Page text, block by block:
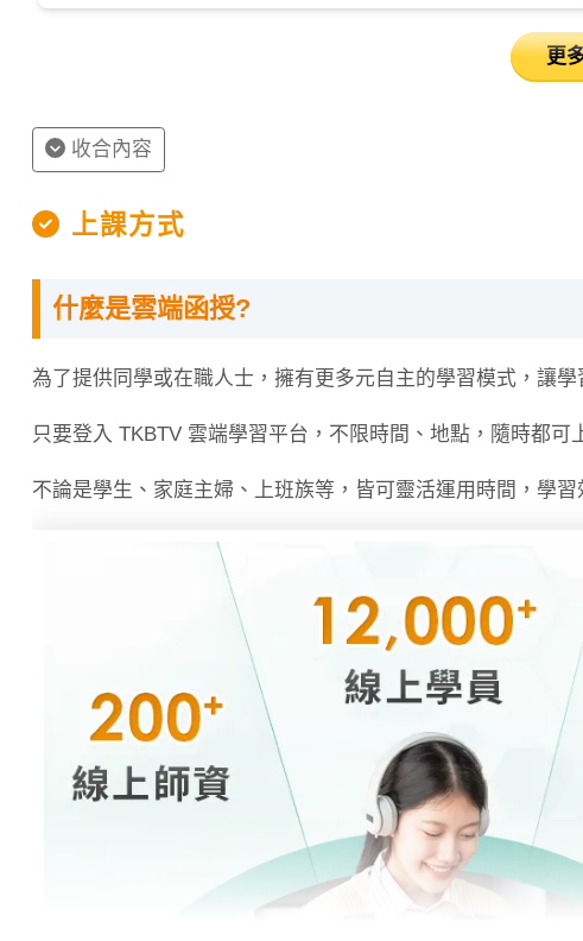
最重要一步，才會更有動力投入。總之就是堅定自己的信
念、適當安排讀書及休息時間、相信自己並感恩家人的支
持、選擇對的補習班能事半功倍以及找時間到文昌廟拜拜
力是有回報的。
更
收合內容
上課方式
什麼是雲端函授?
為了提供同學或在職人士，擁有更多元自主的學習模式，讓學
只要登入 TKBTV 雲端學習平台，不限時間、地點，隨時都可
不論是學生、家庭主婦、上班族等，皆可靈活運用時間，學習